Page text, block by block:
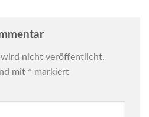
wird nicht veröffentlicht.
mit * markiert